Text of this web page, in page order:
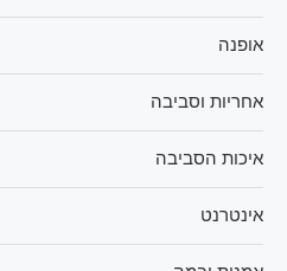
אופנה
אחריות וסביבה
איכות הסביבה
אינטרנט